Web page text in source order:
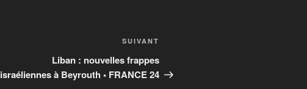
suivant
SUIVANT
Liban : nouvelles frappes
israéliennes à Beyrouth • FRANCE 24